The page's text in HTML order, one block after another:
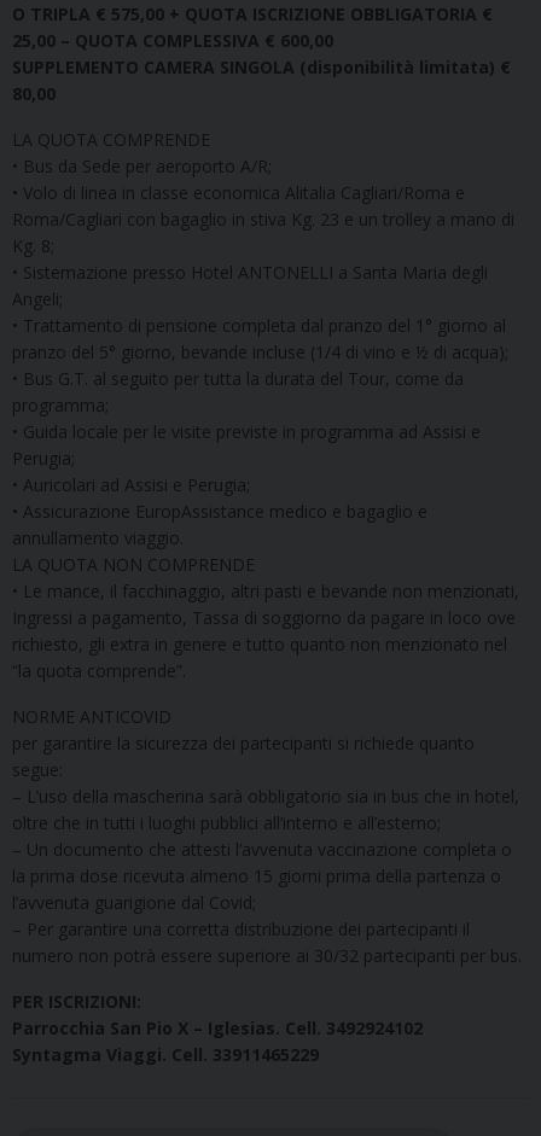
O TRIPLA € 575,00 + QUOTA ISCRIZIONE OBBLIGATORIA €
25,00 – QUOTA COMPLESSIVA € 600,00
SUPPLEMENTO CAMERA SINGOLA (disponibilità limitata) €
80,00
LA QUOTA COMPRENDE
• Bus da Sede per aeroporto A/R;
• Volo di linea in classe economica Alitalia Cagliari/Roma e
Roma/Cagliari con bagaglio in stiva Kg. 23 e un trolley a mano di
Kg. 8;
• Sistemazione presso Hotel ANTONELLI a Santa Maria degli
Angeli;
• Trattamento di pensione completa dal pranzo del 1° giorno al
pranzo del 5° giorno, bevande incluse (1/4 di vino e ½ di acqua);
• Bus G.T. al seguito per tutta la durata del Tour, come da
programma;
• Guida locale per le visite previste in programma ad Assisi e
Perugia;
• Auricolari ad Assisi e Perugia;
• Assicurazione EuropAssistance medico e bagaglio e
annullamento viaggio.
LA QUOTA NON COMPRENDE
• Le mance, il facchinaggio, altri pasti e bevande non menzionati,
Ingressi a pagamento, Tassa di soggiorno da pagare in loco ove
richiesto, gli extra in genere e tutto quanto non menzionato nel
“la quota comprende”.
NORME ANTICOVID
per garantire la sicurezza dei partecipanti si richiede quanto
segue:
– L’uso della mascherina sarà obbligatorio sia in bus che in hotel,
oltre che in tutti i luoghi pubblici all’interno e all’esterno;
– Un documento che attesti l’avvenuta vaccinazione completa o
la prima dose ricevuta almeno 15 giorni prima della partenza o
l’avvenuta guarigione dal Covid;
– Per garantire una corretta distribuzione dei partecipanti il
numero non potrà essere superiore ai 30/32 partecipanti per bus.
PER ISCRIZIONI:
Parrocchia San Pio X – Iglesias. Cell. 3492924102
Syntagma Viaggi. Cell. 33911465229